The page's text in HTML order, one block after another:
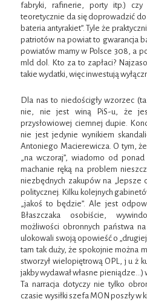
fabryki, rafinerie, porty itp.) czy
teoretycznie da się doprowadzić
bateria antyrakiet”. Tyle że
patriotów na powiat to gwarancja
powiatów mamy w Polsce 308, a
mld dol. Kto za to zapłaci?
takie wydatki, więc inwestują
Dla nas to niedościgły wzorzec
nie, nie jest winą PiS-u, że
przysłowiowej ciemnej dupie.
nie jest jedynie wynikiem
Antoniego Macierewicza. O tym,
„na wczoraj”, wiadomo od
machanie ręką na problem
niezbędnych zakupów na „lepsze
politycznej. Kilku kolejnych
„jakoś to będzie”. Ale jest
Błaszczaka osobiście,
możliwości obronnych państwa
ulokowali swoją opowieść o
tam tak duży, że spokojnie można
stworzył wielopiętrową OPL, j u ż
jakby wydawał własne
Ta narracja dotyczy nie tylko
czasie wysiłki szefa MON poszły